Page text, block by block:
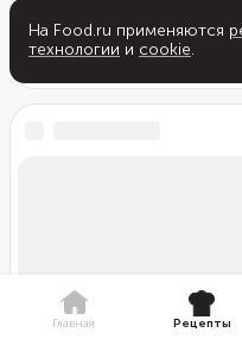
На Food.ru применяются
технологии и cookie.
Главная Рецепты